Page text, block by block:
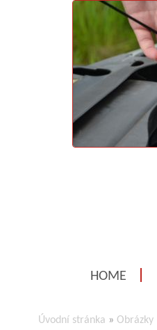
HOME
Úvodní stránka » Obrázky